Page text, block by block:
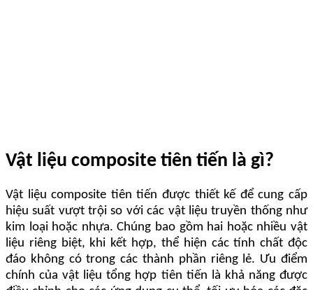
Vật liệu composite tiên tiến là gì?
Vật liệu composite tiên tiến được thiết kế để cung cấp
hiệu suất vượt trội so với các vật liệu truyền thống như
kim loại hoặc nhựa. Chúng bao gồm hai hoặc nhiều vật
liệu riêng biệt, khi kết hợp, thể hiện các tính chất độc
đáo không có trong các thành phần riêng lẻ. Ưu điểm
chính của vật liệu tổng hợp tiên tiến là khả năng được